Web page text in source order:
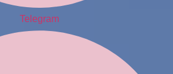
Telegram